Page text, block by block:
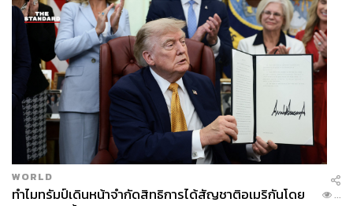
WORLD
ทำไมทรัมป์เดินหน้าจำกัดสิทธิการได้สัญชาติอเมริกันโดย
...